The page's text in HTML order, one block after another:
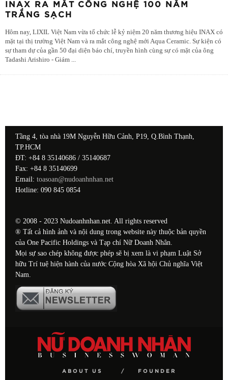
INAX RA MẮT CÔNG NGHỆ 100 NĂM
TRẮNG SẠCH
Hôm nay, LIXIL Việt Nam vừa tổ chức lễ kỷ niệm 20 năm thương hiệu INAX có
mặt tại thị trường Việt Nam và ra mắt công nghệ mới Aqua Ceramic. Sự kiện có
sự tham dự của gần 50 đại diện báo chí, truyền hình cùng sự có mặt của ông
Tadashi Arishiro - Giám ...
Tầng 4, tòa nhà 19M Nguyễn Hữu Cảnh, P19, Q.Bình Thạnh,
TP.HCM
ĐT: +84 8 35140686 / 35140687
Fax: +84 8 35140699
Email: toasoan@nudoanhnhan.net
Hotline: 090 845 0854
© 2008 - 2023 Nudoanhnhan.net. All rights reserved
® Tất cả hình ảnh và nội dung trong website này thuộc bản quyền
của One Pacific Holdings và Tạp chí Nữ Doanh Nhân.
Mọi sự sao chép không được phép sẽ bị xem là vi phạm Luật Sở
hữu Trí tuệ hiện hành của nước Cộng hòa Xã hội Chủ nghĩa Việt
Nam.
ABOUT US FOUNDER